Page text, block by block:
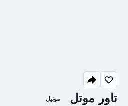
تاور موتل موتيل